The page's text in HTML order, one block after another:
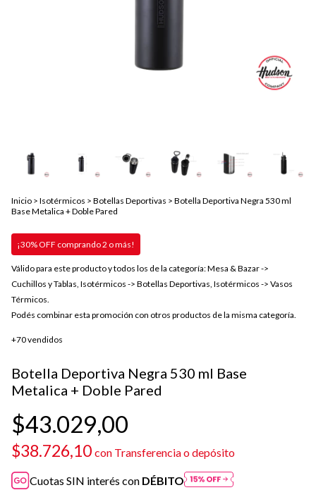
Inicio > Isotérmicos > Botellas Deportivas > Botella Deportiva Negra 530 ml
Base Metalica + Doble Pared
¡30% OFF comprando 2 o más!
Válido para este producto y todos los de la categoría: Mesa & Bazar ->
Cuchillos y Tablas, Isotérmicos -> Botellas Deportivas, Isotérmicos -> Vasos
Térmicos.
Podés combinar esta promoción con otros productos de la misma categoría.
+70 vendidos
Botella Deportiva Negra 530 ml Base
Metalica + Doble Pared
$43.029,00
$38.726,10 con Transferencia o depósito
Cuotas SIN interés con DÉBITO